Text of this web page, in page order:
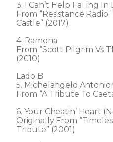
3. I Can’t Help Falling In
From “Resistance
Castle” (2017)
4. Ramona
From “Scott Pilgrim Vs
(2010)
Lado B
5. Michelangelo
From “A Tribute To
6. Your Cheatin’ Heart
Originally From
Tribute” (2001)